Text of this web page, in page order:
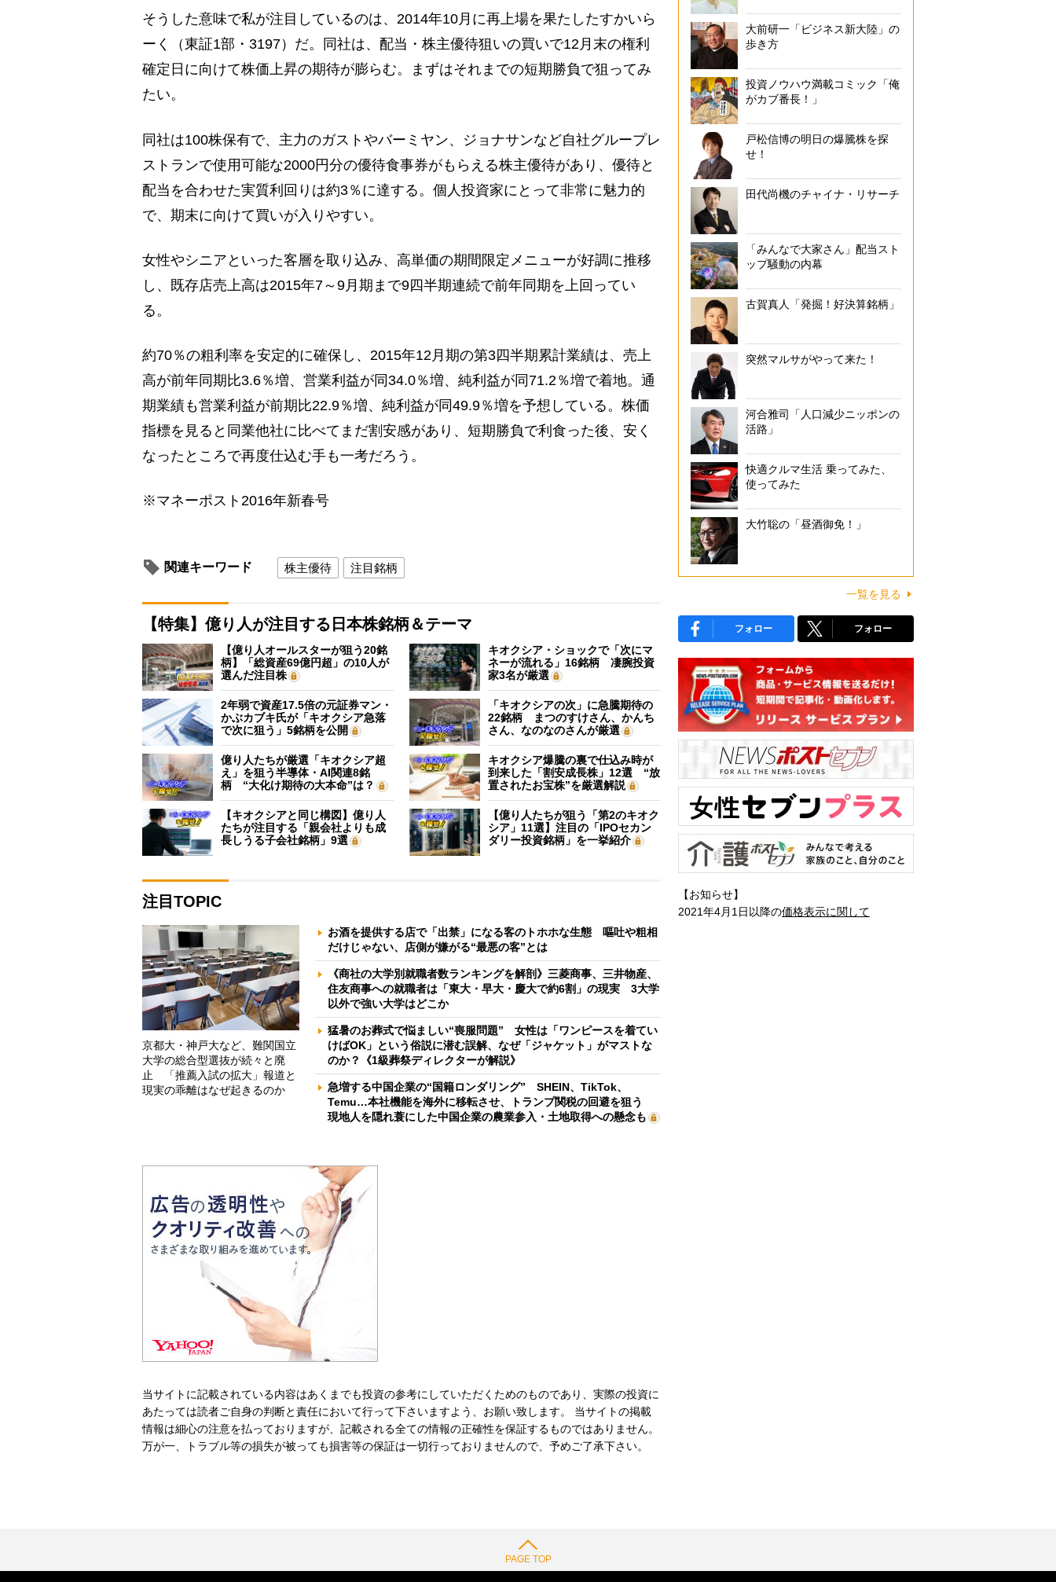
そうした意味で私が注目しているのは、2014年10月に再上場を果たしたすかいら
ーく（東証1部・3197）だ。同社は、配当・株主優待狙いの買いで12月末の権利
確定日に向けて株価上昇の期待が膨らむ。まずはそれまでの短期勝負で狙ってみ
たい。
同社は100株保有で、主力のガストやバーミヤン、ジョナサンなど自社グループレ
ストランで使用可能な2000円分の優待食事券がもらえる株主優待があり、優待と
配当を合わせた実質利回りは約3％に達する。個人投資家にとって非常に魅力的
で、期末に向けて買いが入りやすい。
女性やシニアといった客層を取り込み、高単価の期間限定メニューが好調に推移
し、既存店売上高は2015年7～9月期まで9四半期連続で前年同期を上回ってい
る。
約70％の粗利率を安定的に確保し、2015年12月期の第3四半期累計業績は、売上
高が前年同期比3.6％増、営業利益が同34.0％増、純利益が同71.2％増で着地。通
期業績も営業利益が前期比22.9％増、純利益が同49.9％増を予想している。株価
指標を見ると同業他社に比べてまだ割安感があり、短期勝負で利食った後、安く
なったところで再度仕込む手も一考だろう。
※マネーポスト2016年新春号
関連キーワード 株主優待 注目銘柄
【特集】億り人が注目する日本株銘柄＆テーマ
【億り人オールスターが狙う20銘
柄】「総資産69億円超」の10人が
選んだ注目株
キオクシア・ショックで「次にマ
ネーが流れる」16銘柄 凄腕投資
家3名が厳選
2年弱で資産17.5倍の元証券マン・
かぶカブキ氏が「キオクシア急落
で次に狙う」5銘柄を公開
「キオクシアの次」に急騰期待の
22銘柄 まつのすけさん、かんち
さん、なのなのさんが厳選
億り人たちが厳選「キオクシア超
え」を狙う半導体・AI関連8銘
柄 “大化け期待の大本命”は？
キオクシア爆騰の裏で仕込み時が
到来した「割安成長株」12選 “放
置されたお宝株”を厳選解説
【キオクシアと同じ構図】億り人
たちが注目する「親会社よりも成
長しうる子会社銘柄」9選
【億り人たちが狙う「第2のキオク
シア」11選】注目の「IPOセカン
ダリー投資銘柄」を一挙紹介
注目TOPIC
京都大・神戸大など、難関国立
大学の総合型選抜が続々と廃
止 「推薦入試の拡大」報道と
現実の乖離はなぜ起きるのか
お酒を提供する店で「出禁」になる客のトホホな生態 嘔吐や粗相
だけじゃない、店側が嫌がる“最悪の客”とは
《商社の大学別就職者数ランキングを解剖》三菱商事、三井物産、
住友商事への就職者は「東大・早大・慶大で約6割」の現実 3大学
以外で強い大学はどこか
猛暑のお葬式で悩ましい“喪服問題” 女性は「ワンピースを着てい
けばOK」という俗説に潜む誤解、なぜ「ジャケット」がマストな
のか？《1級葬祭ディレクターが解説》
急増する中国企業の“国籍ロンダリング” SHEIN、TikTok、
Temu…本社機能を海外に移転させ、トランプ関税の回避を狙う
現地人を隠れ蓑にした中国企業の農業参入・土地取得への懸念も
当サイトに記載されている内容はあくまでも投資の参考にしていただくためのものであり、実際の投資に
あたっては読者ご自身の判断と責任において行って下さいますよう、お願い致します。 当サイトの掲載
情報は細心の注意を払っておりますが、記載される全ての情報の正確性を保証するものではありません。
万が一、トラブル等の損失が被っても損害等の保証は一切行っておりませんので、予めご了承下さい。
大前研一「ビジネス新大陸」の
歩き方
投資ノウハウ満載コミック「俺
がカブ番長！」
戸松信博の明日の爆騰株を探
せ！
田代尚機のチャイナ・リサーチ
「みんなで大家さん」配当スト
ップ騒動の内幕
古賀真人「発掘！好決算銘柄」
突然マルサがやって来た！
河合雅司「人口減少ニッポンの
活路」
快適クルマ生活 乗ってみた、
使ってみた
大竹聡の「昼酒御免！」
一覧を見る
フォロー フォロー
【お知らせ】
2021年4月1日以降の価格表示に関して
PAGE TOP